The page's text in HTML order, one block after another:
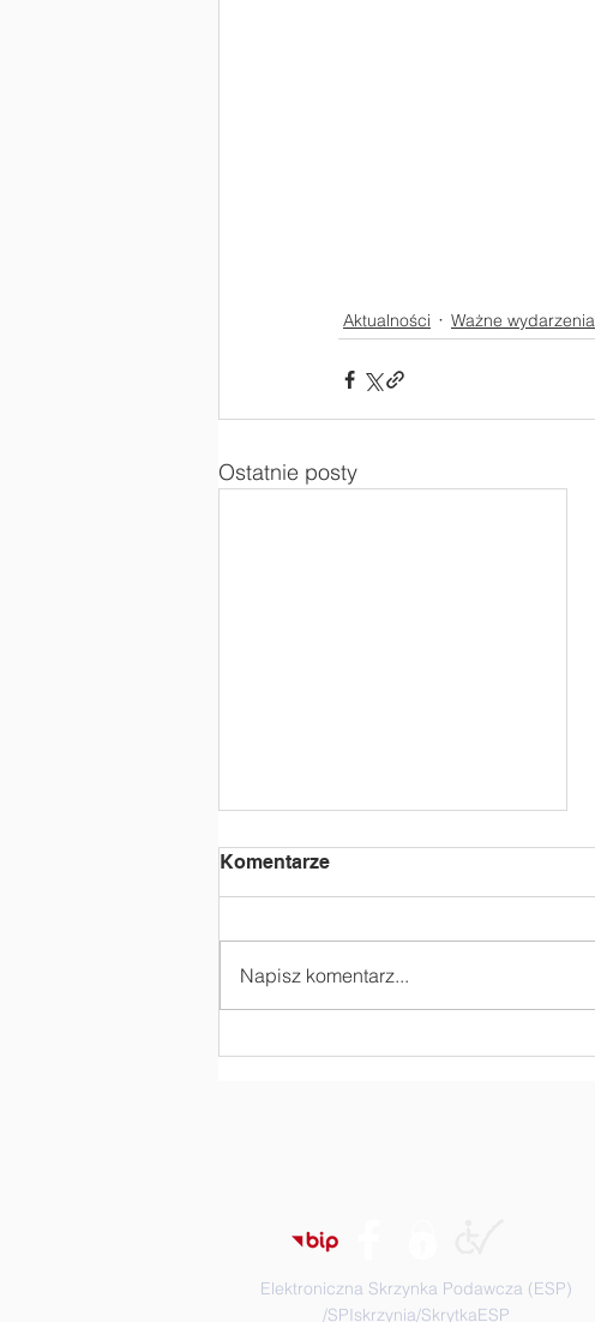
Aktualności Ważne wydarzenia
Ostatnie posty
Komentarze
Napisz komentarz...
Elektroniczna Skrzynka Podawcza (ESP)
/SPIskrzynia/SkrytkaESP